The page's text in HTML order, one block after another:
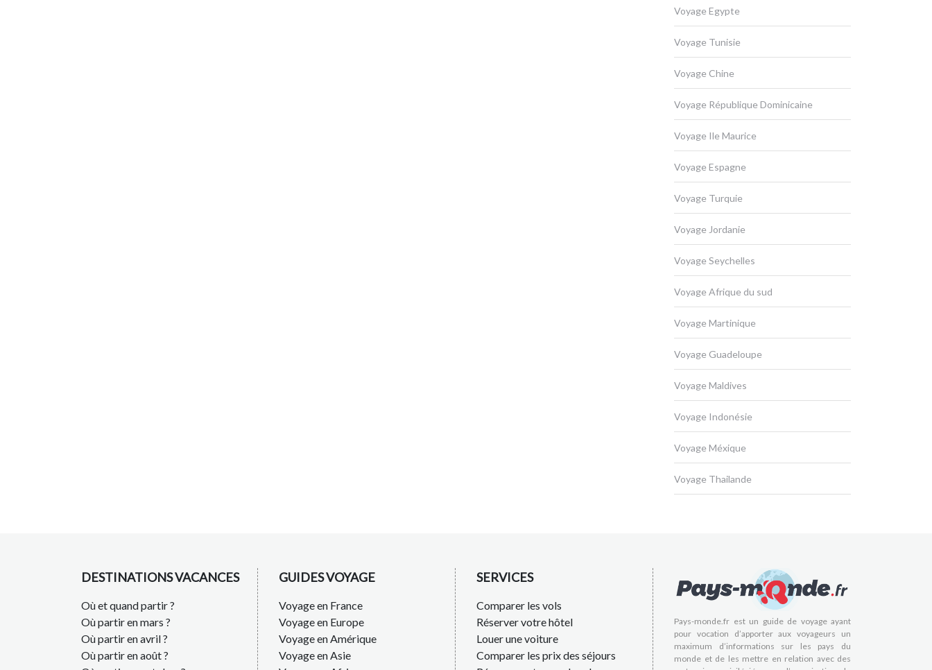
Voyage Egypte
Voyage Tunisie
Voyage Chine
Voyage République Dominicaine
Voyage Ile Maurice
Voyage Espagne
Voyage Turquie
Voyage Jordanie
Voyage Seychelles
Voyage Afrique du sud
Voyage Martinique
Voyage Guadeloupe
Voyage Maldives
Voyage Indonésie
Voyage Méxique
Voyage Thailande
DESTINATIONS VACANCES
Où et quand partir ?
Où partir en mars ?
Où partir en avril ?
Où partir en août ?
GUIDES VOYAGE
Voyage en France
Voyage en Europe
Voyage en Amérique
Voyage en Asie
SERVICES
Comparer les vols
Réserver votre hôtel
Louer une voiture
Comparer les prix des séjours
Pays-monde.fr est un guide de voyage ayant
pour vocation d’apporter aux voyageurs un
maximum d’informations sur les pays du
monde et de les mettre en relation avec des